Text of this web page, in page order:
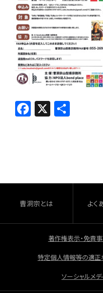
F
a
o
o
k
X 共
曹洞宗とは よく
著作権表示・免責
特定個人情報等の適正
ソーシャルメ